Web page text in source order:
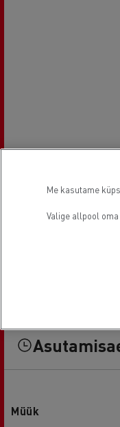
Müük
Me kasutame
Valige allpool